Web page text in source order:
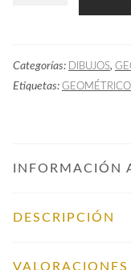
Negro
cantidad
Categorías: DIBUJOS,
Etiquetas:
INFORMACIÓN
DESCRIPCIÓN
VALORACIONES